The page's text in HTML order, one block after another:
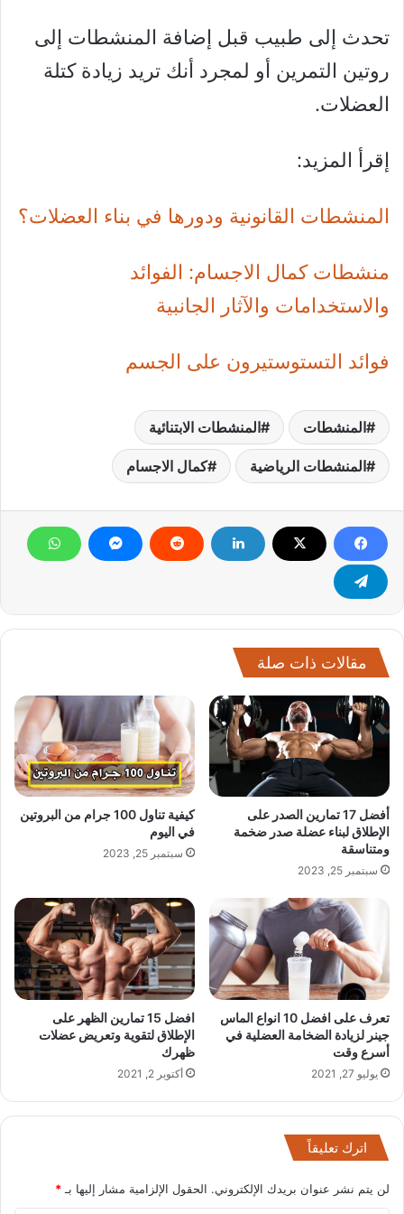
تحدث إلى طبيب قبل إضافة المنشطات إلى
روتين التمرين أو لمجرد أنك تريد زيادة كتلة
العضلات.
إقرأ المزيد:
المنشطات القانونية ودورها في بناء العضلات؟
منشطات كمال الاجسام: الفوائد
والاستخدامات والآثار الجانبية
فوائد التستوستيرون على الجسم
المنشطات المنشطات الابتنائية
المنشطات الرياضية كمال الاجسام
مقالات ذات صلة
أفضل 17 تمارين الصدر على
الإطلاق لبناء عضلة صدر ضخمة
ومتناسقة
سبتمبر 25, 2023
كيفية تناول 100 جرام من البروتين
في اليوم
سبتمبر 25, 2023
تعرف على افضل 10 انواع الماس
جينر لزيادة الضخامة العضلية في
أسرع وقت
يوليو 27, 2021
افضل 15 تمارين الظهر على
الإطلاق لتقوية وتعريض عضلات
ظهرك
أكتوبر 2, 2021
اترك تعليقاً
لن يتم نشر عنوان بريدك الإلكتروني. الحقول الإلزامية مشار إليها بـ *